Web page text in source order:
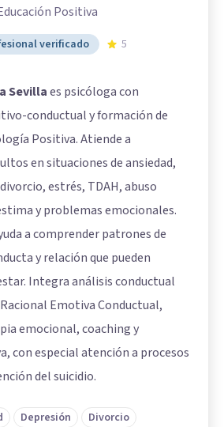
Positiva
verificado 5
Sevillaes psicóloga con
conductual y formación de
Positiva. Atiende a
en situaciones de ansiedad,
estrés, TDAH, abuso
y problemas emocionales.
a comprender patrones de
y relación que pueden
Integra análisis conductual
Emotiva Conductual,
emocional, coaching y
con especial atención a procesos
del suicidio.
Depresión
Divorcio